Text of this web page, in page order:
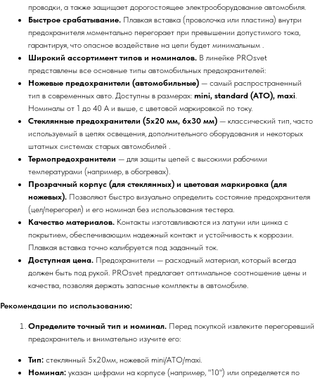
проводки, а также защищает дорогостоящее электрооборудование автомобиля.
Быстрое срабатывание. Плавкая вставка (проволочка или пластина) внутри
предохранителя моментально перегорает при превышении допустимого тока,
гарантируя, что опасное воздействие на цепи будет минимальным .
Широкий ассортимент типов и номиналов. В линейке PROsvet
представлены все основные типы автомобильных предохранителей:
Ножевые предохранители (автомобильные) — самый распространенный
тип в современных авто. Доступны в размерах: mini, standard (ATO), maxi.
Номиналы от 1 до 40 А и выше, с цветовой маркировкой по току.
Стеклянные предохранители (5x20 мм, 6x30 мм) — классический тип, часто
используемый в цепях освещения, дополнительного оборудования и некоторых
штатных системах старых автомобилей .
Термопредохранители — для защиты цепей с высокими рабочими
температурами (например, в обогревах).
Прозрачный корпус (для стеклянных) и цветовая маркировка (для
ножевых). Позволяют быстро визуально определить состояние предохранителя
(цел/перегорел) и его номинал без использования тестера.
Качество материалов. Контакты изготавливаются из латуни или цинка с
покрытием, обеспечивающим надежный контакт и устойчивость к коррозии.
Плавкая вставка точно калибруется под заданный ток.
Доступная цена. Предохранители — расходный материал, который всегда
должен быть под рукой. PROsvet предлагает оптимальное соотношение цены и
качества, позволяя держать запасные комплекты в автомобиле.
Рекомендации по использованию:
Определите точный тип и номинал. Перед покупкой извлеките перегоревший
предохранитель и внимательно изучите его:
Тип: стеклянный 5x20мм, ножевой mini/ATO/maxi.
Номинал: указан цифрами на корпусе (например, "10") или определяется по